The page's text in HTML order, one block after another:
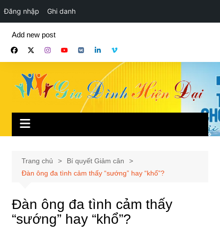
Đăng nhập Ghi danh
phần
Add new post
Trang chủ
Bí quyết Giảm cân
Đàn ông đa tình cảm thấy “sướng” hay “khổ”?
Đàn ông đa tình cảm thấy
“sướng” hay “khổ”?